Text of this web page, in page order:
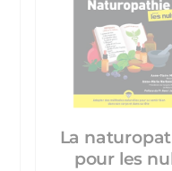
La
pour les